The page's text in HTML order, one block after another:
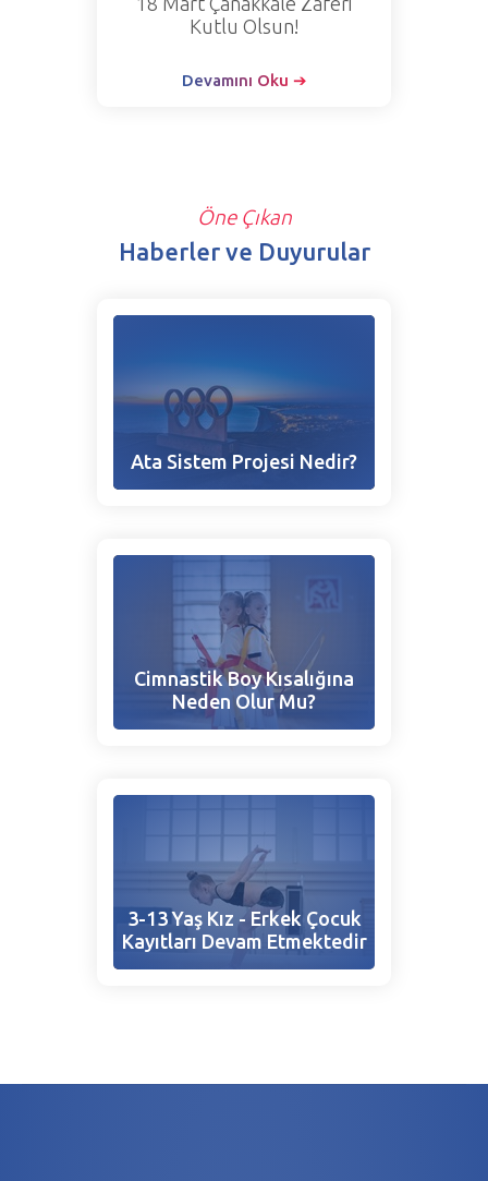
Kutlu Olsun!
Devamını Oku ➔
Öne Çıkan
Haberler ve Duyurular
Ata Sistem Projesi Nedir?
Cimnastik Boy Kısalığına
Neden Olur Mu?
3-13 Yaş Kız - Erkek Çocuk
Kayıtları Devam Etmektedir